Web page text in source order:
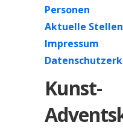
Personen
Aktuelle
Impressum
Kunst-